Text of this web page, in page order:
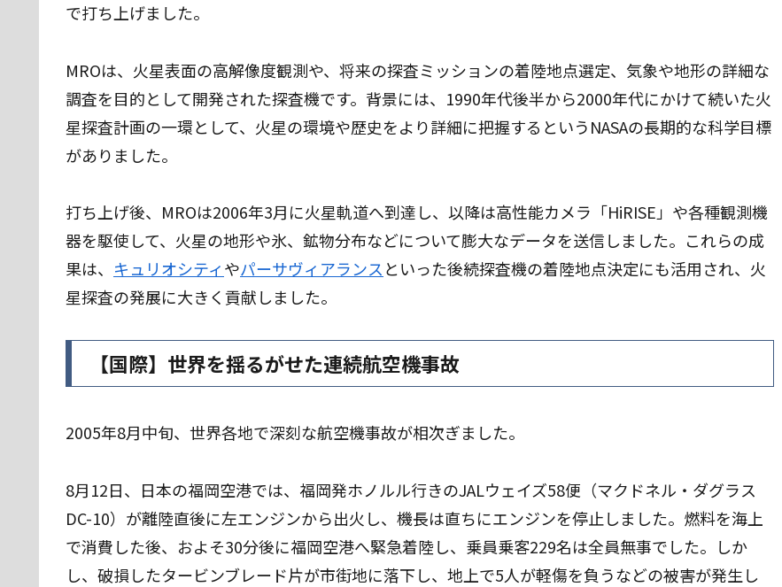
で打ち上げました。
MROは、火星表面の高解像度観測や、将来の探査ミッションの着陸地点選定、気象や地形の詳細な
調査を目的として開発された探査機です。背景には、1990年代後半から2000年代にかけて続いた火
星探査計画の一環として、火星の環境や歴史をより詳細に把握するというNASAの長期的な科学目標
がありました。
打ち上げ後、MROは2006年3月に火星軌道へ到達し、以降は高性能カメラ「HiRISE」や各種観測機
器を駆使して、火星の地形や氷、鉱物分布などについて膨大なデータを送信しました。これらの成
果は、 キュリオシティやパーサヴィアランスといった後続探査機の着陸地点決定にも活用され、火
星探査の発展に大きく貢献しました。
【国際】世界を揺るがせた連続航空機事故
2005年8月中旬、世界各地で深刻な航空機事故が相次ぎました。
8月12日、日本の福岡空港では、福岡発ホノルル行きのJALウェイズ58便（マクドネル・ダグラス
DC-10）が離陸直後に左エンジンから出火し、機長は直ちにエンジンを停止しました。燃料を海上
で消費した後、およそ30分後に福岡空港へ緊急着陸し、乗員乗客229名は全員無事でした。しか
し、破損したタービンブレード片が市街地に落下し、地上で5人が軽傷を負うなどの被害が発生し